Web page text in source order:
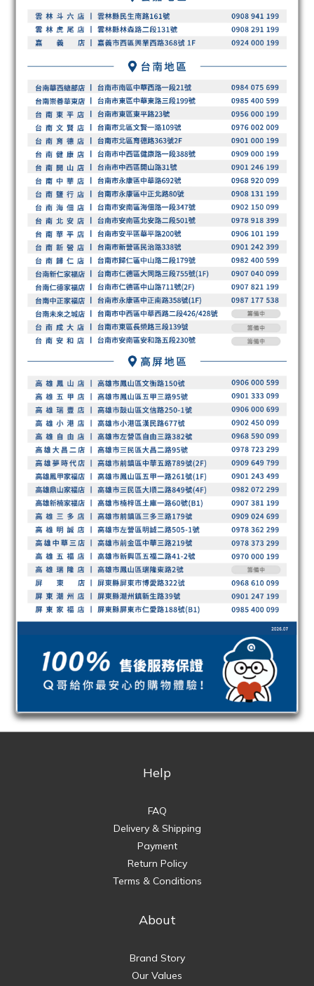
Help
FAQ
Delivery & Shipping
Payment
Return Policy
Terms & Conditions
About
Brand Story
Our Values